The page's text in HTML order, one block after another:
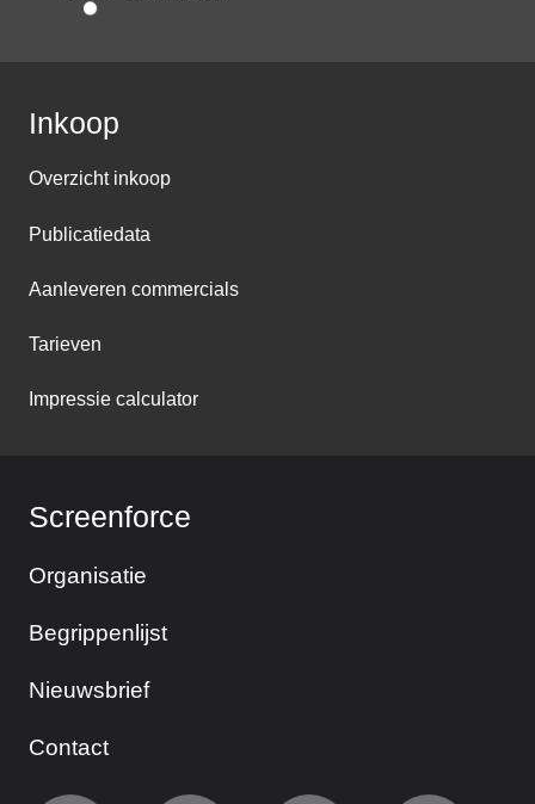
Inkoop
Overzicht inkoop
Publicatiedata
Aanleveren commercials
Tarieven
Impressie calculator
Screenforce
Organisatie
Begrippenlijst
Nieuwsbrief
Contact